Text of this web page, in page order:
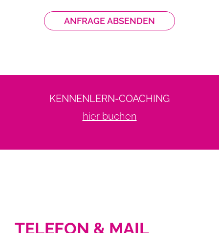
KENNENLERN-COACHING
hier buchen
TELEFON & MAIL